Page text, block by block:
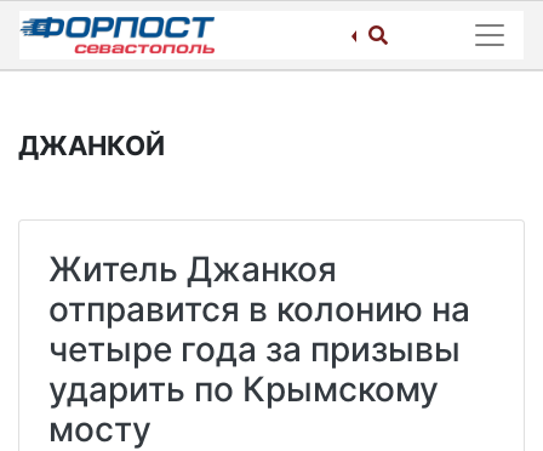
Skip
content
ДЖАНКОЙ
Житель Джанкоя
отправится в колонию на
четыре года за призывы
ударить по Крымскому
мосту